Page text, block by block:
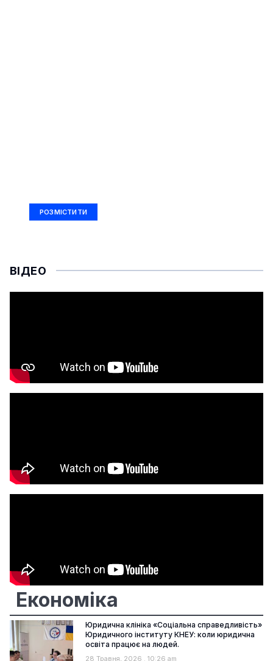
РОЗМІСТИТИ
ВІДЕО
Економіка
Юридична клініка «Соціальна справедливість»
Юридичного інституту КНЕУ: коли юридична
освіта працює на людей.
28 Травня, 2026 10:26 am